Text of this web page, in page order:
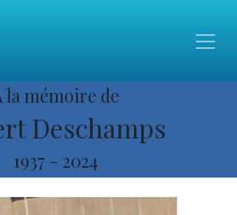
la mémoire de
Deschamps
1937 - 2024